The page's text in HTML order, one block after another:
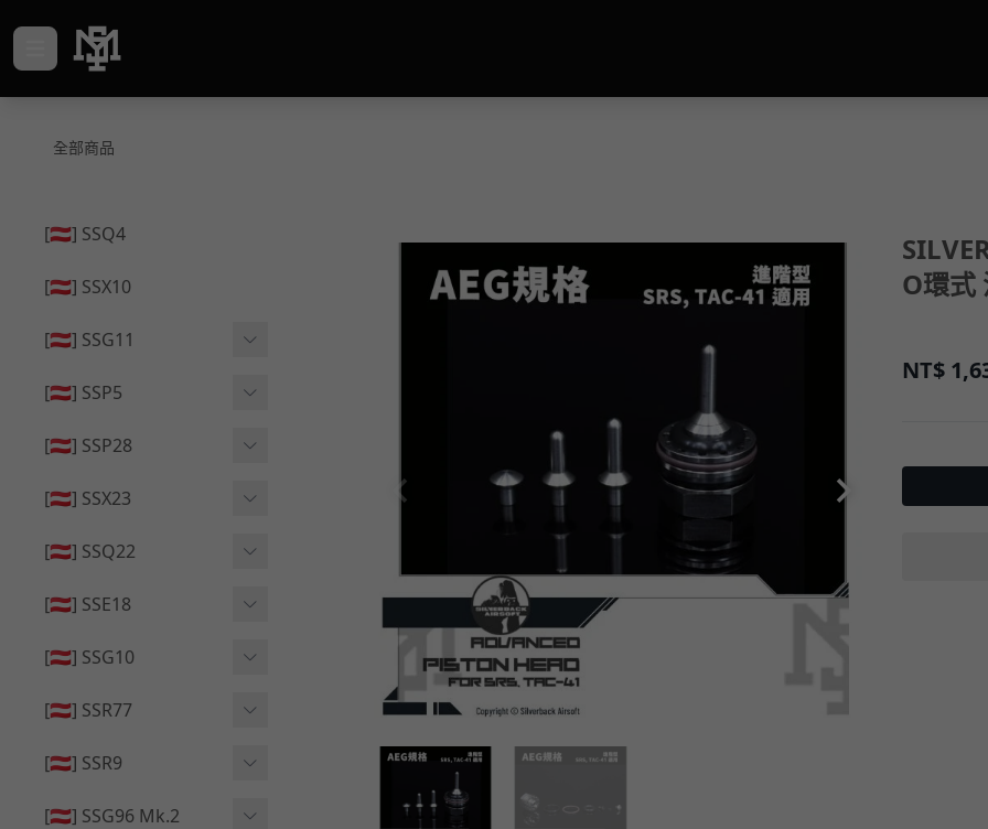
全部商品
[🇦🇹] SSQ4
[🇦🇹] SSX10
[🇦🇹] SSG11
🔄 原廠 ⧸ 零件
[🇦🇹] SSP5
🔄 原廠 ⧸ 零件
[🇦🇹] SSP28
🔄 原廠 ⧸ 零件
[🇦🇹] SSX23
🟦 主體 ⧸ 彈匣
[🇦🇹] SSQ22
🟦 主體 ⧸ 彈匣
[🇦🇹] SSE18
👁️‍🗨️ 外觀 ⧸ 色彩
[🇦🇹] SSG10
🟦 主體 ⧸ 彈匣
[🇦🇹] SSR77
🟦 主體 ⧸ 彈匣
[🇦🇹] SSR9
👁️‍🗨️ 外觀 ⧸ 色彩
[🇦🇹] SSG96 Mk.2
O環式
NT$